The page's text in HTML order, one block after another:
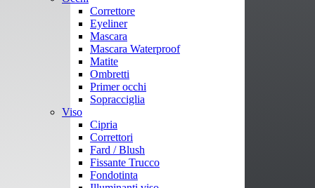
Correttore
Eyeliner
Mascara
Mascara Waterproof
Matite
Ombretti
Primer occhi
Sopracciglia
Viso
Cipria
Correttori
Fard / Blush
Fissante Trucco
Fondotinta